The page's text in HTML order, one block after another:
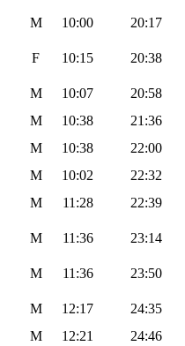
M 10:00 20:17
F 10:15 20:38
M 10:07
20:58
M 10:38
21:36
M 10:38
22:00
M 10:02
22:32
M 11:28 22:39
M 11:36 23:14
M 11:36 23:50
M 12:17
24:35
M 12:21
24:46